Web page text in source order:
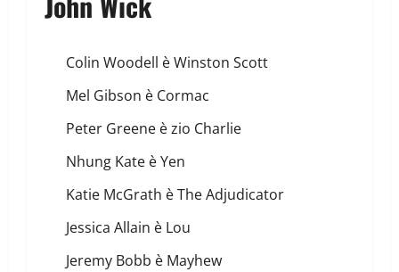
Colin Woodell è Winston Scott
Mel Gibson è Cormac
Peter Greene è zio Charlie
Nhung Kate è Yen
Katie McGrath è The Adjudicator
Jessica Allain è Lou
Jeremy Bobb è Mayhew